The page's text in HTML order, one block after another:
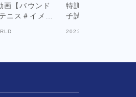
【バウンド
ニス＃イメー
特訓中～★女ダブ
子試合⑤
2022.02.01